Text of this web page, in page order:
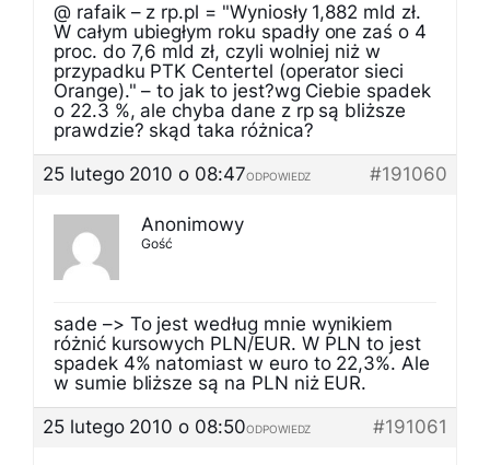
@ rafaik – z rp.pl = "Wyniosły 1,882 mld zł.
W całym ubiegłym roku spadły one zaś o 4
proc. do 7,6 mld zł, czyli wolniej niż w
przypadku PTK Centertel (operator sieci
Orange)." – to jak to jest?wg Ciebie spadek
o 22.3 %, ale chyba dane z rp są bliższe
prawdzie? skąd taka różnica?
25 lutego 2010 o 08:47
#191060
ODPOWIEDZ
Anonimowy
Gość
sade –> To jest według mnie wynikiem
różnić kursowych PLN/EUR. W PLN to jest
spadek 4% natomiast w euro to 22,3%. Ale
w sumie bliższe są na PLN niż EUR.
25 lutego 2010 o 08:50
#191061
ODPOWIEDZ